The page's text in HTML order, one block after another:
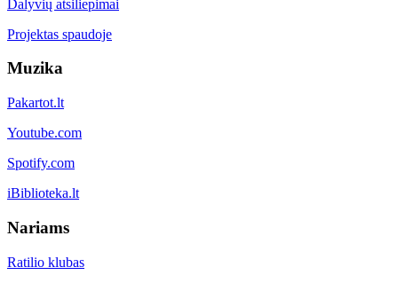
Dalyvių atsiliepimai
Projektas spaudoje
Muzika
Pakartot.lt
Youtube.com
Spotify.com
iBiblioteka.lt
Nariams
Ratilio klubas